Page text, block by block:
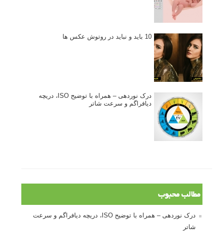
10 باید و نباید در روتوش عکس ها
درک نوردهی – همراه با توضیح ISO، دریچه
دیافراگم و سرعت شاتر
مطالب محبوب
درک نوردهی – همراه با توضیح ISO، دریچه دیافراگم و سرعت
شاتر